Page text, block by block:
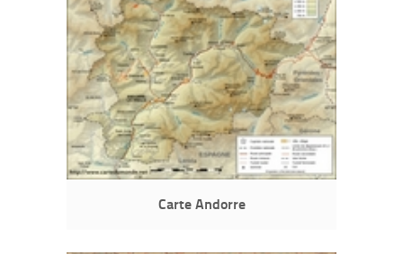
Carte Andorre